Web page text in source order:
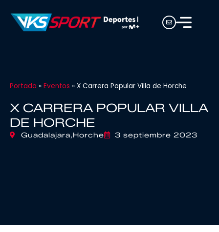
Portada » Eventos » X Carrera Popular Villa de Horche
X CARRERA POPULAR VILLA
DE HORCHE
Guadalajara,Horche 3 septiembre 2023